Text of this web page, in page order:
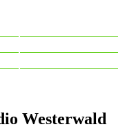
Westerwald